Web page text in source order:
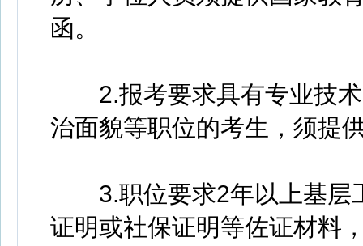
函。
2.报考要求具有专业技术
治面貌等职位的考生，须提
3.职位要求2年以上基层
证明或社保证明等佐证材料